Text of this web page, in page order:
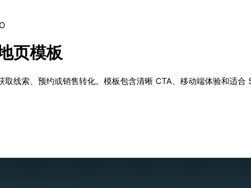
页模板
取线索、预约或销售转化。模板包含清晰 CTA、移动端体验和适